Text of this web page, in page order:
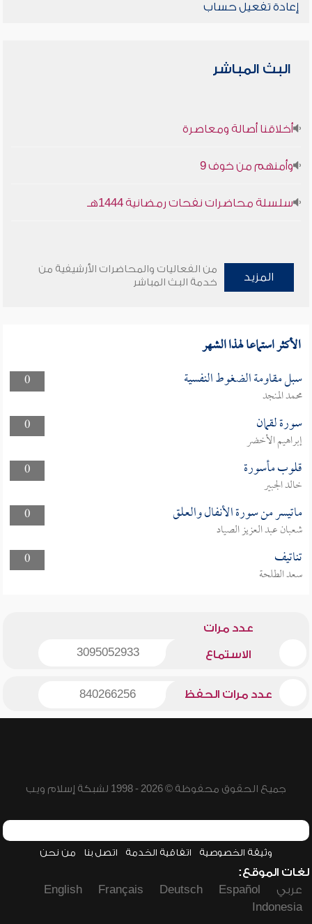
إعادة تفعيل حساب
البث المباشر
أخلاقنا أصالة ومعاصرة
وأمنهم من خوف 9
سلسلة محاضرات نفحات رمضانية 1444هـ
المزيد
من الفعاليات والمحاضرات الأرشيفية من
خدمة البث المباشر
الأكثر استماعا لهذا الشهر
0 سبل مقاومة الضغوط النفسية
محمد المنجد
0
سورة لقمان
إبراهيم الأخضر
0
قلوب مأسورة
خالد الجبير
0
ماتيسر من سورة الأنفال والعلق
شعبان عبد العزيز الصياد
0
تناتيف
سعد الطلحة
عدد مرات
الاستماع 3095052933
عدد مرات الحفظ 840266256
جميع الحقوق محفوظة © 2026 - 1998 لشبكة إسلام ويب
وثيقة الخصوصية اتفاقية الخدمة اتصل بنا من نحن
لغات الموقع:
عربي
Español
Deutsch
Français
English
Indonesia